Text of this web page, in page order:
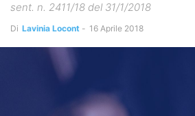
sent. n. 2411/18 del 31/1/2018
Di Lavinia Locont - 16 Aprile 2018